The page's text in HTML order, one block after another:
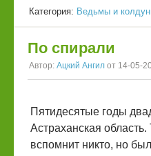
Категория: Ведьмы и
По спирали
Автор: Ацкий Ангил от 14-05-
Пятидесятые годы
Астраханская область.
вспомнит никто, но